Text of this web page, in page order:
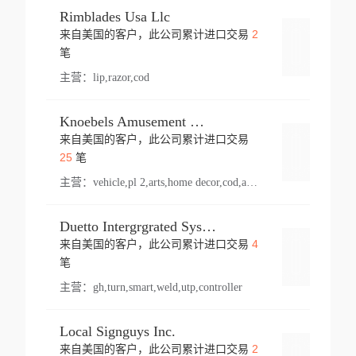
Rimblades Usa Llc
来自美国的客户，此公司累计进口交易 2
笔
主营： lip,razor,cod
Knoebels Amusement Resort
来自美国的客户，此公司累计进口交易
25笔
主营： vehicle,pl 2,arts,home decor,cod,amusement ride,sea
Duetto Intergrgrated Systems Inc.
来自美国的客户，此公司累计进口交易 4
笔
主营： gh,turn,smart,weld,utp,controller
Local Signguys Inc.
来自美国的客户，此公司累计进口交易 2